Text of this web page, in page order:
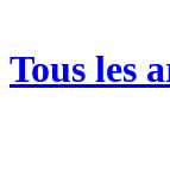
Tous les